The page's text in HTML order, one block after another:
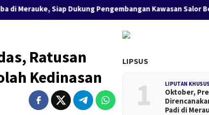
Dukung Pengembangan Kawasan Salor Berbasis Potensi
Ratusan
Kedinasan
LIPSUS
1 LIPUTAN KHUSUS
Oktober,
Padi di